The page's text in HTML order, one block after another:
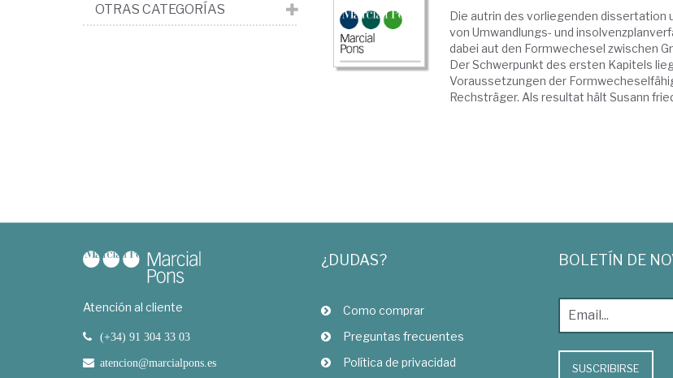
Die autrin des vorliegenden dissertation
von Umwandlungs- und
dabei aut den Formwechesel zwischen
Der Schwerpunkt des ersten Kapitels
Voraussetzungen der
Rechsträger. Als resultat hält Susann
OTRAS CATEGORÍAS
Atención al cliente
(+34) 91 304 33 03
atencion@marcialpons.es
¿DUDAS?
Como comprar
Preguntas frecuentes
Política de privacidad
BOLETÍN DE
SUSCRIBIRSE